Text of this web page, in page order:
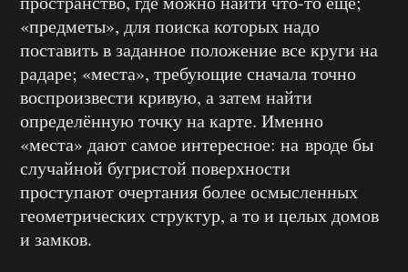
«предметы», для поиска которых надо
поставить в заданное положение все круги на
радаре; «места», требующие сначала точно
воспроизвести кривую, а затем найти
определённую точку на карте. Именно
«места» дают самое интересное: на вроде бы
случайной бугристой поверхности
проступают очертания более осмысленных
геометрических структур, а то и целых домов
и замков.